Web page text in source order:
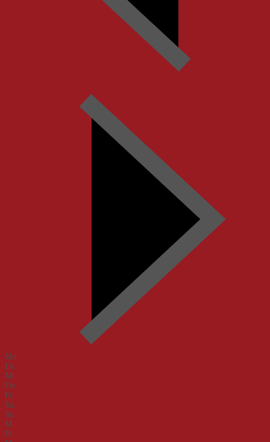
Mo.
Di.
Mi.
Do.
Fr.
Sa.
So.
M
D